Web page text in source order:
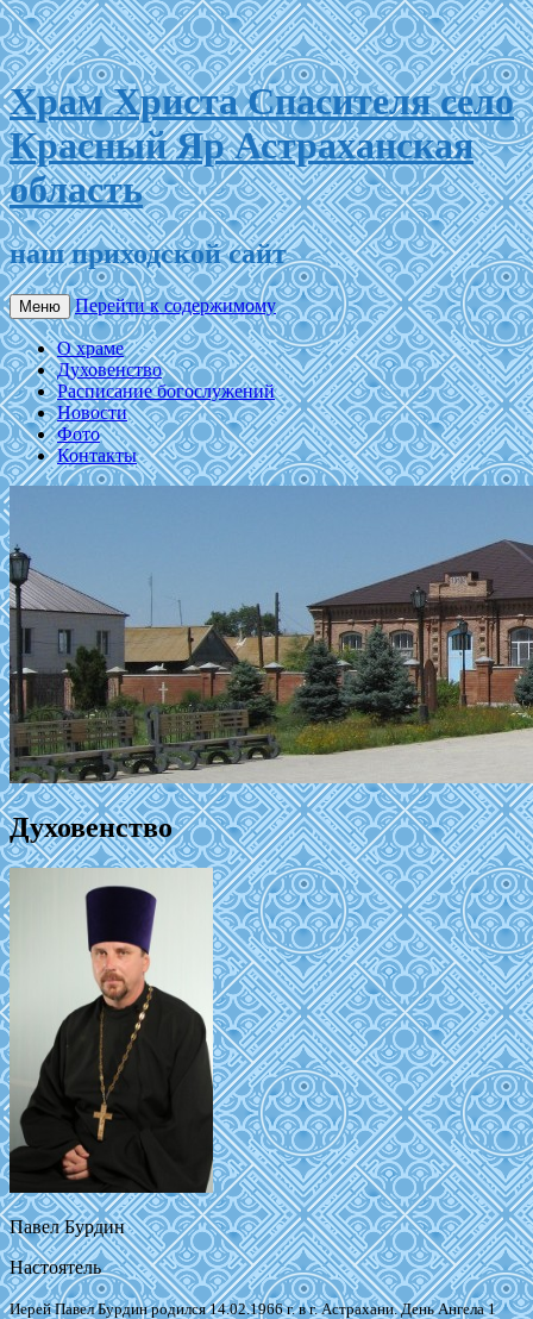
Храм Христа Спасителя село
Красный Яр Астраханская
область
наш приходской сайт
Меню Перейти к содержимому
О храме
Духовенство
Расписание богослужений
Новости
Фото
Контакты
Духовенство
Павел Бурдин
Настоятель
Иерей Павел Бурдин родился 14.02.1966 г. в г. Астрахани. День Ангела 1